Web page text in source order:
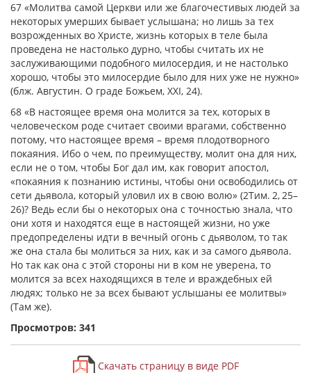
67 «Молитва самой Церкви или же благочестивых людей за
некоторых умерших бывает услышана; но лишь за тех
возрожденных во Христе, жизнь которых в теле была
проведена не настолько дурно, чтобы считать их не
заслуживающими подобного милосердия, и не настолько
хорошо, чтобы это милосердие было для них уже не нужно»
(блж. Августин. О граде Божьем, XXI, 24).
68 «В настоящее время она молится за тех, которых в
человеческом роде считает своими врагами, собственно
потому, что настоящее время – время плодотворного
покаяния. Ибо о чем, по преимуществу, молит она для них,
если не о том, чтобы Бог дал им, как говорит апостол,
«покаяния к познанию истины, чтобы они освободились от
сети дьявола, который уловил их в свою волю» (2Тим. 2, 25–
26)? Ведь если бы о некоторых она с точностью знала, что
они хотя и находятся еще в настоящей жизни, но уже
предопределены идти в вечный огонь с дьяволом, то так
же она стала бы молиться за них, как и за самого дьявола.
Но так как она с этой стороны ни в ком не уверена, то
молится за всех находящихся в теле и враждебных ей
людях; только не за всех бывают услышаны ее молитвы»
(Там же).
Просмотров: 341
Скачать страницу в виде PDF